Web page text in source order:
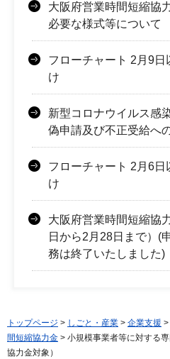
大阪府営業時間短縮協
必要な様式等について
フローチャート 2月9
け
新型コロナウイルス感
偽申請及び不正受給へ
フローチャート 2月6
け
大阪府営業時間短縮協
日から2月28日まで）(
務は終了いたしました)
トップページ > しごと・産業 > 企業支援 >
間短縮協力金 > 小規模事業者等に対する
協力金対象）